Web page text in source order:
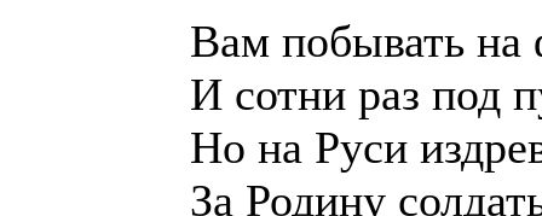
Вам побывать на
И сотни раз под
Но на Руси
За Родину